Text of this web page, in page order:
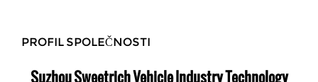
PROFIL SPOLEČNOSTI
Suzhou Sweetrich Vehicle Industry Technology